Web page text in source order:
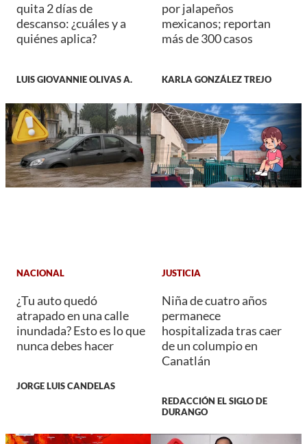
quita 2 días de
descanso: ¿cuáles y a
quiénes aplica?
LUIS GIOVANNIE OLIVAS A.
por jalapeños
mexicanos; reportan
más de 300 casos
KARLA GONZÁLEZ TREJO
NACIONAL
¿Tu auto quedó
atrapado en una calle
inundada? Esto es lo que
nunca debes hacer
JORGE LUIS CANDELAS
JUSTICIA
Niña de cuatro años
permanece
hospitalizada tras caer
de un columpio en
Canatlán
REDACCIÓN EL SIGLO DE
DURANGO